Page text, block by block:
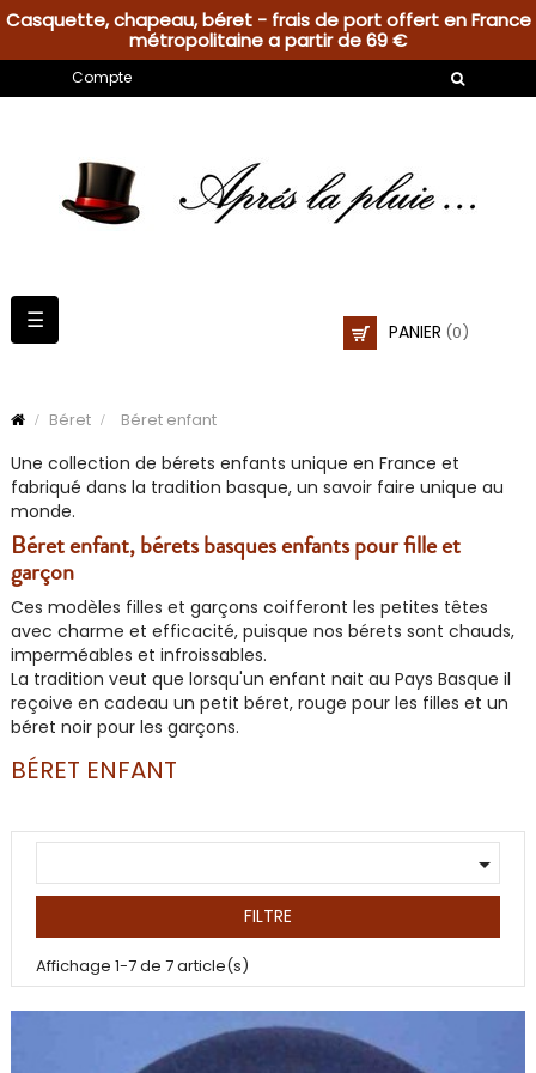
Casquette, chapeau, béret - frais de port offert en France
métropolitaine a partir de 69 €
Compte
PANIER (0)
Basculer
la
☰
Béret Béret enfant
Une collection de bérets enfants unique en France et
fabriqué dans la tradition basque, un savoir faire unique au
monde.
Béret enfant, bérets basques enfants pour fille et
garçon
Ces modèles filles et garçons coifferont les petites têtes
avec charme et efficacité, puisque nos bérets sont chauds,
imperméables et infroissables.
La tradition veut que lorsqu'un enfant nait au Pays Basque il
reçoive en cadeau un petit béret, rouge pour les filles et un
béret noir pour les garçons.
BÉRET ENFANT

FILTRE
Affichage 1-7 de 7 article(s)